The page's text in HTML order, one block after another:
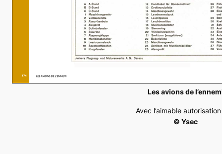
Les avions de
Avec l’aimable
© Ysec